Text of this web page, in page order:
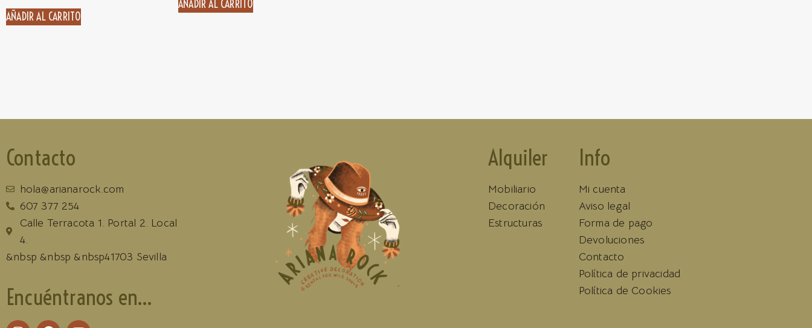
AÑADIR AL CARRITO
AÑADIR AL CARRITO
Contacto
hola@arianarock.com
607 377 254
Calle Terracota 1. Portal 2. Local
4.
&nbsp &nbsp &nbsp41703 Sevilla
Encuéntranos en...
Alquiler
Mobiliario
Decoración
Estructuras
Info
Mi cuenta
Aviso legal
Forma de pago
Devoluciones
Contacto
Política de privacidad
Política de Cookies